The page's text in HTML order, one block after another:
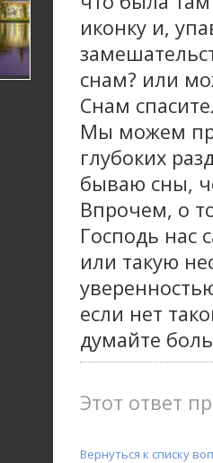
иконку и,
снам? или
Снам
Мы можем
глубоких
бываю сны,
Впрочем, о
Господь нас
или такую
если нет
думайте
Этот ответ
Вернуться к списку